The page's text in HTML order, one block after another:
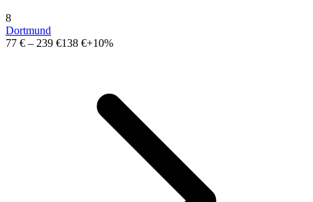
8
Dortmund
77 € – 239 €138 €+10%